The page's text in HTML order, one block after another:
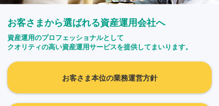
お客さまから選ばれる資産運用会社へ
資産運用のプロフェッショナルとして
クオリティの高い資産運用サービスを提供してまいります。
お客さま本位の業務運営方針